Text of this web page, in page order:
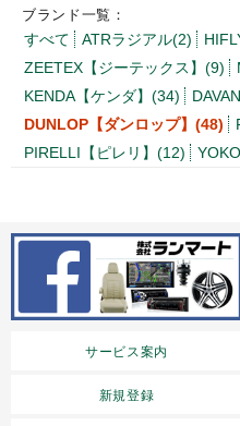
ブランド一覧：
すべて ATRラジアル(2)
ZEETEX【ジーテックス】(9)
KENDA【ケンダ】(34)
DUNLOP【ダンロップ】(48)
PIRELLI【ピレリ】(12)
サービス案内
新規登録